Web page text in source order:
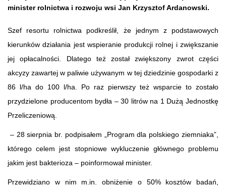
minister rolnictwa i rozwoju wsi Jan Krzysztof Ardanowski.
Szef resortu rolnictwa podkreślił, że jednym z podstawowych
kierunków działania jest wspieranie produkcji rolnej i zwiększanie
jej opłacalności. Dlatego też został zwiększony zwrot części
akcyzy zawartej w paliwie używanym w tej dziedzinie gospodarki z
86 l/ha do 100 l/ha. Po raz pierwszy też wsparcie to zostało
przydzielone producentom bydła – 30 litrów na 1 Dużą Jednostkę
Przeliczeniową.
– 28 sierpnia br. podpisałem „Program dla polskiego ziemniaka”,
którego celem jest stopniowe wykluczenie głównego problemu
jakim jest bakterioza – poinformował minister.
Przewidziano w nim m.in. obniżenie o 50% kosztów badań,